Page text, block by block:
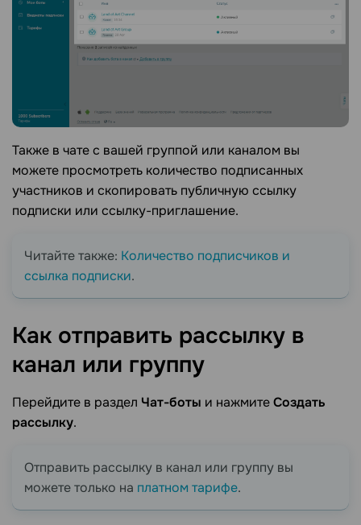
Также в чате с вашей группой или каналом вы
можете просмотреть количество подписанных
участников и скопировать публичную ссылку
подписки или ссылку-приглашение.
Читайте также: Количество подписчиков и
ссылка подписки.
Как отправить рассылку в
канал или группу
Перейдите в раздел Чат-боты и нажмитеСоздать
рассылку.
Отправить рассылку в канал или группу вы
можете только на платном тарифе.